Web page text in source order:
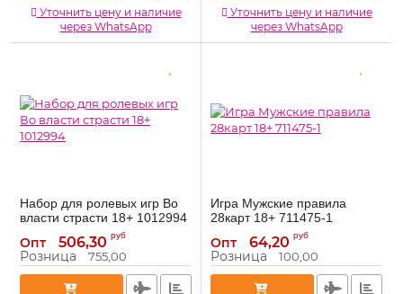
Уточнить цену и наличие
через WhatsApp
Уточнить цену и наличие
через WhatsApp
Набор для ролевых игр Во
власти страсти 18+ 1012994
Артикул: 1012994
Опт 506,30 руб
Розница 755,00
Игра Мужские правила
28карт 18+ 711475-1
Артикул: 711475-1
Опт 64,20 руб
Розница 100,00